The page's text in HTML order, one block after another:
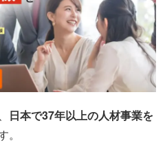
日本で37年以上の人材事業を
。